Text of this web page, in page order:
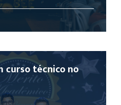
curso técnico no